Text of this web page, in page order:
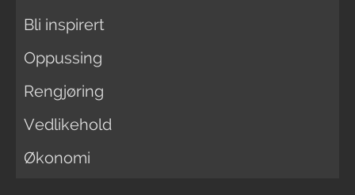
Bli inspirert
Oppussing
Rengjøring
Vedlikehold
Økonomi